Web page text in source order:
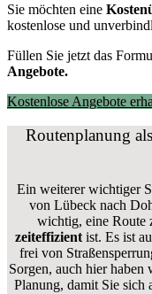
Sie möchten eine
kostenlose und
Füllen Sie jetzt das
Angebote.
Kostenlose Angebote
Routenplanung
Ein weiterer wichtiger
von Lübeck nach
wichtig, eine Route
zeiteffizientist. Es ist
frei von
Sorgen, auch hier haben
Planung, damit Sie sich